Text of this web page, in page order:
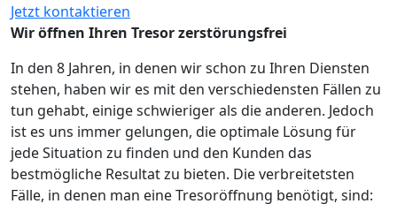
Jetzt kontaktieren
Wir öffnen Ihren Tresor zerstörungsfrei
In den 8 Jahren, in denen wir schon zu Ihren Diensten
stehen, haben wir es mit den verschiedensten Fällen zu
tun gehabt, einige schwieriger als die anderen. Jedoch
ist es uns immer gelungen, die optimale Lösung für
jede Situation zu finden und den Kunden das
bestmögliche Resultat zu bieten. Die verbreitetsten
Fälle, in denen man eine Tresoröffnung benötigt, sind: